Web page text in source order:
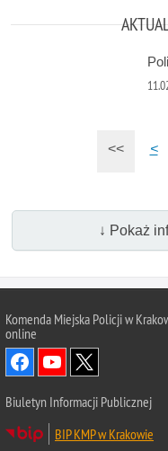
<< <
↓ Pokaż
Komenda Miejska Policji w
online
Biuletyn Informacji Publicznej
BIP KMP w Krakowie